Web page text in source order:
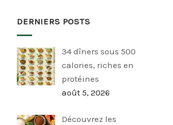
DERNIERS POSTS
34 dîners sous 500
calories, riches en
protéines
août 5, 2026
Découvrez les